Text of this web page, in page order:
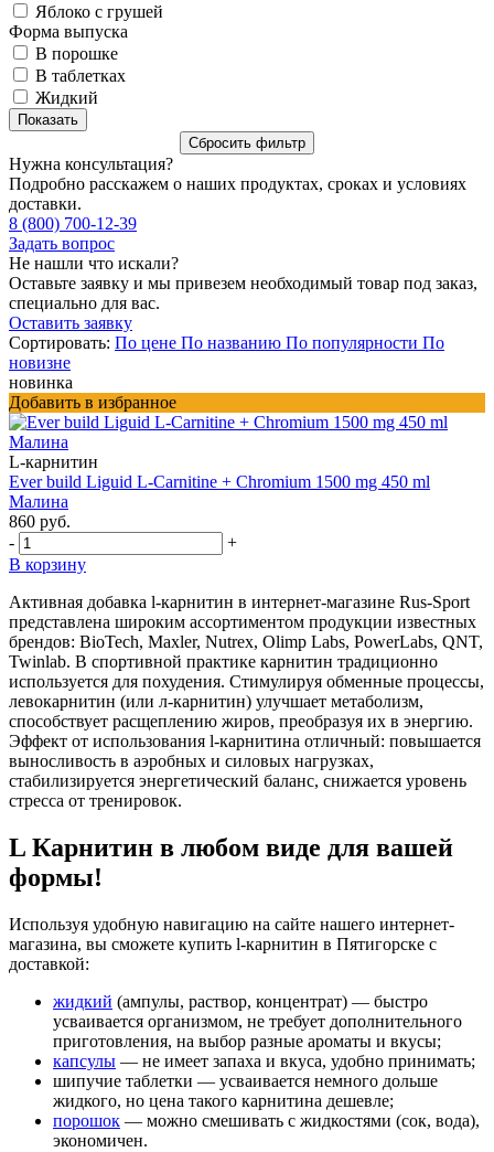
Яблоко с грушей
Форма выпуска
В порошке
В таблетках
Жидкий
Нужна консультация?
Подробно расскажем о наших продуктах, сроках и условиях
доставки.
8 (800) 700-12-39
Задать вопрос
Не нашли что искали?
Оставьте заявку и мы привезем необходимый товар под заказ,
специально для вас.
Оставить заявку
Сортировать: По цене По названию По популярности По
новизне
новинка
Добавить в избранное
L-карнитин
Ever build Liguid L-Carnitine + Chromium 1500 mg 450 ml
Малина
860 руб.
-
+
В корзину
Активная добавка l-карнитин в интернет-магазине Rus-Sport
представлена широким ассортиментом продукции известных
брендов: BioTech, Maxler, Nutrex, Olimp Labs, PowerLabs, QNT,
Twinlab. В спортивной практике карнитин традиционно
используется для похудения. Стимулируя обменные процессы,
левокарнитин (или л-карнитин) улучшает метаболизм,
способствует расщеплению жиров, преобразуя их в энергию.
Эффект от использования l-карнитина отличный: повышается
выносливость в аэробных и силовых нагрузках,
стабилизируется энергетический баланс, снижается уровень
стресса от тренировок.
L Карнитин в любом виде для вашей
формы!
Используя удобную навигацию на сайте нашего интернет-
магазина, вы сможете купить l-карнитин в Пятигорске с
доставкой:
жидкий (ампулы, раствор, концентрат) — быстро
усваивается организмом, не требует дополнительного
приготовления, на выбор разные ароматы и вкусы;
капсулы — не имеет запаха и вкуса, удобно принимать;
шипучие таблетки — усваивается немного дольше
жидкого, но цена такого карнитина дешевле;
порошок — можно смешивать с жидкостями (сок, вода),
экономичен.